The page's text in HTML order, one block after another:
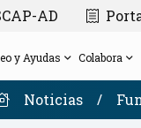
AD
y Ayudas Colabora
Noticias /